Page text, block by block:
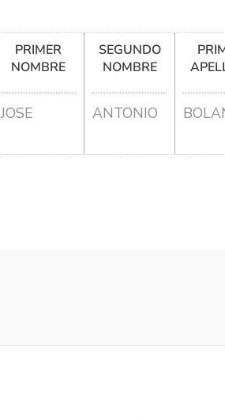
PRIMER
NOMBRE
JOSE
SEGUNDO
NOMBRE
ANTONIO